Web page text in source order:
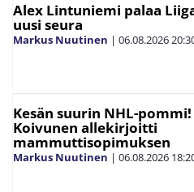
Alex Lintuniemi palaa
uusi seura
Markus Nuutinen | 06.08.2026
Kesän suurin NHL-
Koivunen allekirjoitti
mammuttisopimuksen
Markus Nuutinen | 06.08.2026